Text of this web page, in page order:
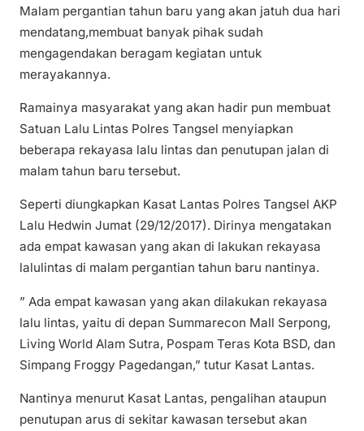
Malam pergantian tahun baru yang akan jatuh dua hari
mendatang,membuat banyak pihak sudah
mengagendakan beragam kegiatan untuk
merayakannya.
Ramainya masyarakat yang akan hadir pun membuat
Satuan Lalu Lintas Polres Tangsel menyiapkan
beberapa rekayasa lalu lintas dan penutupan jalan di
malam tahun baru tersebut.
Seperti diungkapkan Kasat Lantas Polres Tangsel AKP
Lalu Hedwin Jumat (29/12/2017). Dirinya mengatakan
ada empat kawasan yang akan di lakukan rekayasa
lalulintas di malam pergantian tahun baru nantinya.
” Ada empat kawasan yang akan dilakukan rekayasa
lalu lintas, yaitu di depan Summarecon Mall Serpong,
Living World Alam Sutra, Pospam Teras Kota BSD, dan
Simpang Froggy Pagedangan,” tutur Kasat Lantas.
Nantinya menurut Kasat Lantas, pengalihan ataupun
penutupan arus di sekitar kawasan tersebut akan